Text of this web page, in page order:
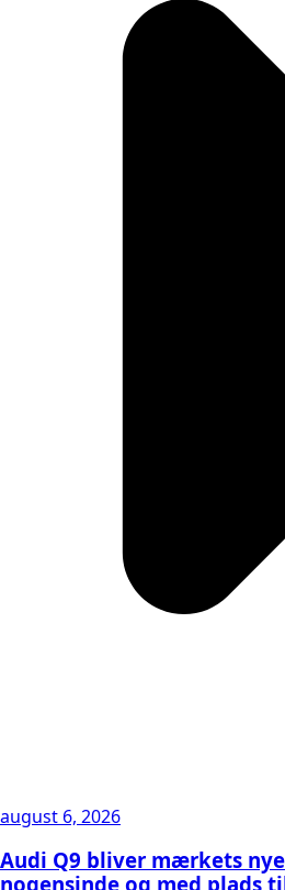
august 6, 2026
Audi Q9 bliver mærkets
nogensinde og med plads